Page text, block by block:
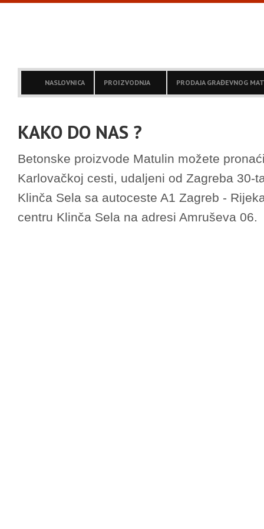
NASLOVNICA PROIZVODNJA PRODAJA GRAĐEVNOG
KAKO DO NAS ?
Betonske proizvode Matulin možete
Karlovačkoj cesti, udaljeni od Zagreba 30-
Klinča Sela sa autoceste A1 Zagreb -
centru Klinča Sela na adresi Amruševa 06.